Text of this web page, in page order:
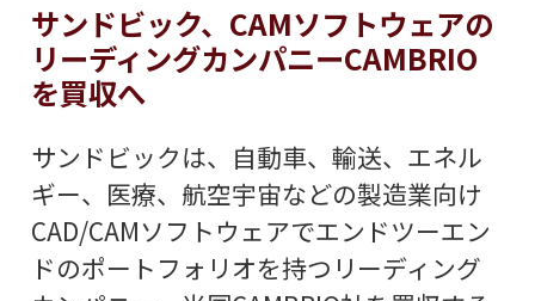
サンドビック、CAMソフトウェアの
リーディングカンパニーCAMBRIO
を買収へ
サンドビックは、自動車、輸送、エネル
ギー、医療、航空宇宙などの製造業向け
CAD/CAMソフトウェアでエンドツーエン
ドのポートフォリオを持つリーディング